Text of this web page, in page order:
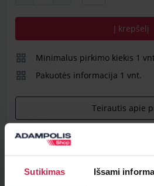
Sutikimas Išsami
Į krepšelį
Minimalus pirkimo kiekis 1
Pakuotės informacija 1 vnt.
Teirautis apie